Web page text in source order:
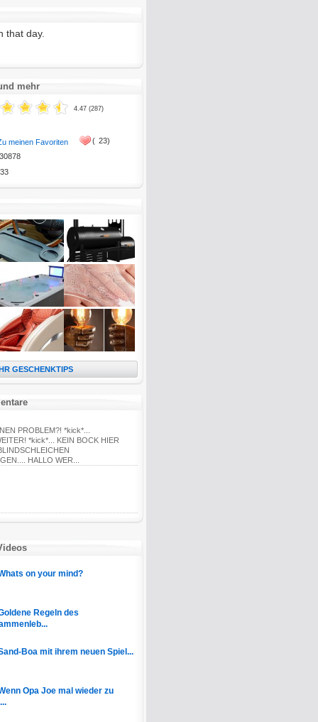
that day.
mehr
4.47 (287)
meinen Favoriten
30878
33
( 23)
GESCHENKTIPS
PROBLEM?! *kick*...
*kick*... KEIN BOCK HIER
HALLO WER...
on your mind?
Regeln des
Boa mit ihrem neuen Spiel...
Opa Joe mal wieder zu